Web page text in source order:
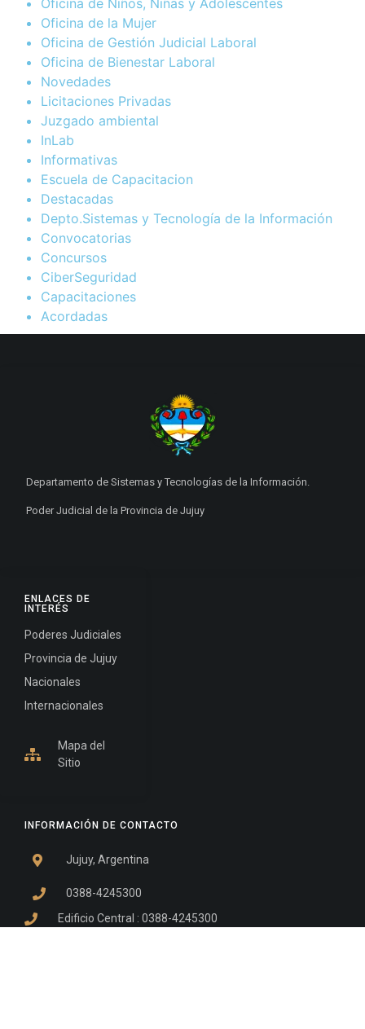
Oficina de la Mujer
Oficina de Gestión Judicial Laboral
Oficina de Bienestar Laboral
Novedades
Licitaciones Privadas
Juzgado ambiental
InLab
Informativas
Escuela de Capacitacion
Destacadas
Depto.Sistemas y Tecnología de la Información
Convocatorias
Concursos
CiberSeguridad
Capacitaciones
Acordadas
INFORMACIÓN DE CONTACTO
Jujuy, Argentina
0388-4245300
Edificio Central : 0388-4245300
ENLACES DE
INTERÉS
Poderes Judiciales
Provincia de Jujuy
Nacionales
Internacionales
Mapa del
Sitio
Departamento de Sistemas y Tecnologías de la Información.
Poder Judicial de la Provincia de Jujuy